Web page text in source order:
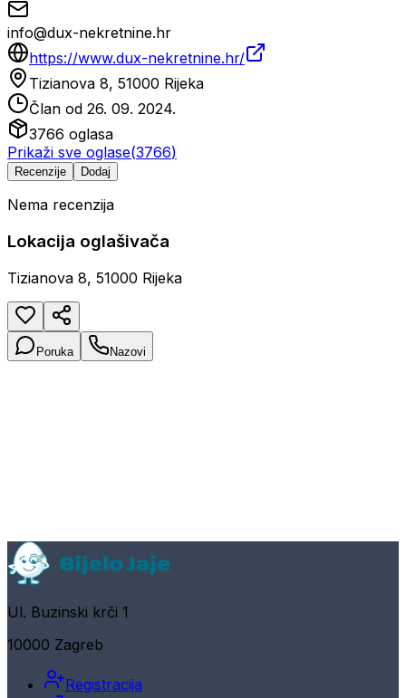
info@dux-nekretnine.hr
https://www.dux-nekretnine.hr/
Tizianova 8, 51000 Rijeka
Član od 26. 09. 2024.
3766 oglasa
Prikaži sve oglase(3766)
Recenzije Dodaj
Nema recenzija
Lokacija oglašivača
Tizianova 8, 51000 Rijeka
Poruka Nazovi
Ul. Buzinski krči 1
10000 Zagreb
Registracija